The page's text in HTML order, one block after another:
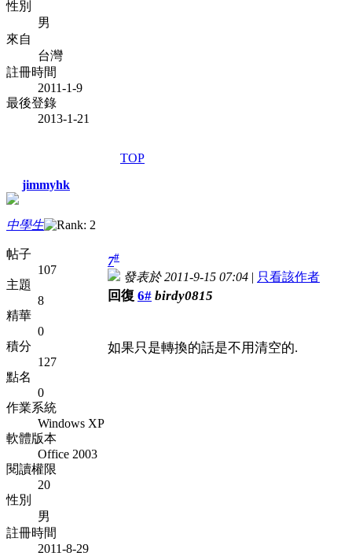
性別
男
來自
台灣
註冊時間
2011-1-9
最後登錄
2013-1-21
TOP
jimmyhk
中學生
帖子
107
主題
8
精華
0
積分
127
點名
0
作業系統
Windows XP
軟體版本
Office 2003
閱讀權限
20
性別
男
註冊時間
2011-8-29
7#
發表於 2011-9-15 07:04 | 只看該作者
回復 6# birdy0815
如果只是轉換的話是不用清空的.